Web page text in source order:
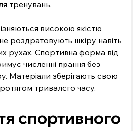
тренувань.
високою якістю
роздратовують шкіру навіть
рухах. Спортивна форма від
численні прання без
Матеріали зберігають свою
тривалого часу.
спортивного